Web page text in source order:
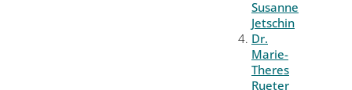
Susanne
Jetschin
Dr.
Marie-
Theres
Rueter